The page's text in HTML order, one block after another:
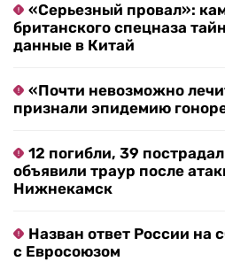
«Серьезный провал»:
британского спецназа
данные в Китай
«Почти невозможно
признали эпидемию
12 погибли, 39
объявили траур после
Нижнекамск
Назван ответ России на
с Евросоюзом